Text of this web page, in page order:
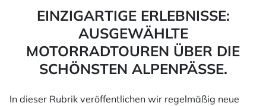
EINZIGARTIGE ERLEBNISSE:
AUSGEWÄHLTE
MOTORRADTOUREN ÜBER DIE
SCHÖNSTEN ALPENPÄSSE.
In dieser Rubrik veröffentlichen wir regelmäßig neue